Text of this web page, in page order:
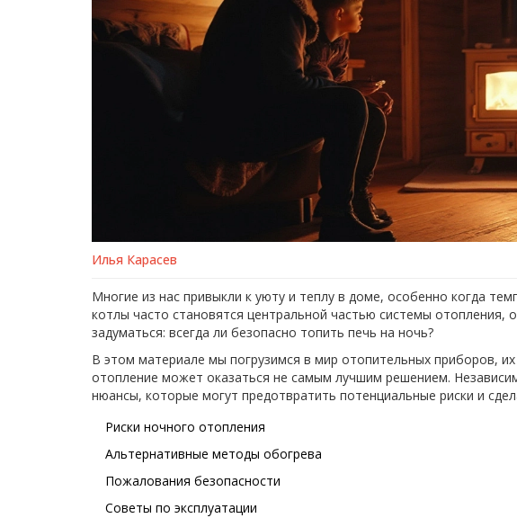
Илья Карасев
Многие из нас привыкли к уюту и теплу в доме, особенно когда
котлы часто становятся центральной частью системы
задуматься: всегда ли безопасно топить печь на ночь?
В этом материале мы погрузимся в мир отопительных приборов,
отопление может оказаться не самым лучшим решением.
нюансы, которые могут предотвратить потенциальные риски и
Риски ночного отопления
Альтернативные методы обогрева
Пожалования безопасности
Советы по эксплуатации